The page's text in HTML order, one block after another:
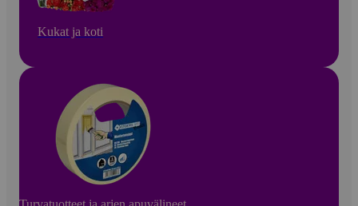
Kukat ja koti